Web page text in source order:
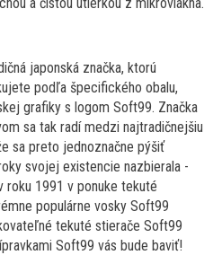
japonská značka, ktorú
podľa špecifického obalu,
grafiky s logom Soft99. Značka
sa tak radí medzi najtradičnejšiu
sa preto jednoznačne pýšiť
svojej existencie nazbierala -
roku 1991 v ponuke tekuté
populárne vosky Soft99
tekuté stierače Soft99
Soft99 vás bude baviť!